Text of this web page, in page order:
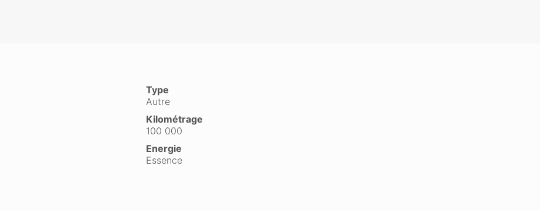
Type
Autre
Kilométrage
100 000
Energie
Essence